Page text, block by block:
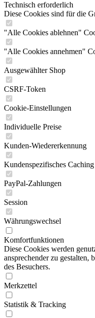
Technisch erforderlich
Diese Cookies sind für die
"Alle Cookies ablehnen"
"Alle Cookies annehmen"
Ausgewählter Shop
CSRF-Token
Cookie-Einstellungen
Individuelle Preise
Kunden-Wiedererkennung
Kundenspezifisches Caching
PayPal-Zahlungen
Session
Währungswechsel
Komfortfunktionen
Diese Cookies werden
ansprechender zu gestalten,
des Besuchers.
Merkzettel
Statistik & Tracking